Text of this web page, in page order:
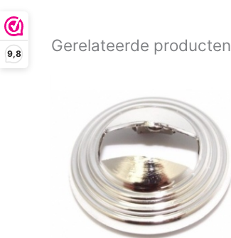
9,8 Gerelateerde producten